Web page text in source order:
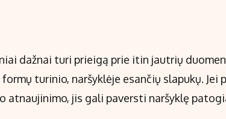
dažnai turi prieigą prie itin jautrių
turinio, naršyklėje esančių slapukų. Jei
atnaujinimo, jis gali paversti naršyklę